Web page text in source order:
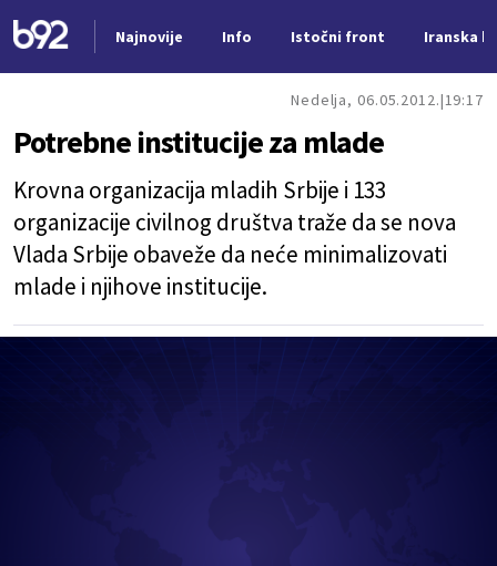
Najnovije Info Istočni front Iranska
Nedelja, 06.05.2012. 19:17
Potrebne institucije za mlade
Krovna organizacija mladih Srbije i 133
organizacije civilnog društva traže da se nova
Vlada Srbije obaveže da neće minimalizovati
mlade i njihove institucije.